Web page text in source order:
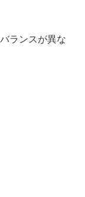
ランスが異な